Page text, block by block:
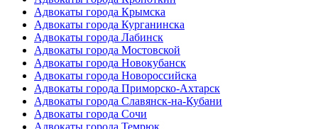
Адвокаты города Крымска
Адвокаты города Курганинска
Адвокаты города Лабинск
Адвокаты города Мостовской
Адвокаты города Новокубанск
Адвокаты города Новороссийска
Адвокаты города Приморско-Ахтарск
Адвокаты города Славянск-на-Кубани
Адвокаты города Сочи
Адвокаты города Темрюк